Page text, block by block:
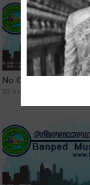
No Gift Policy
03 ก.ค. 2569